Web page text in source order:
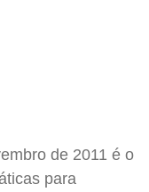
de 2011 é o
para